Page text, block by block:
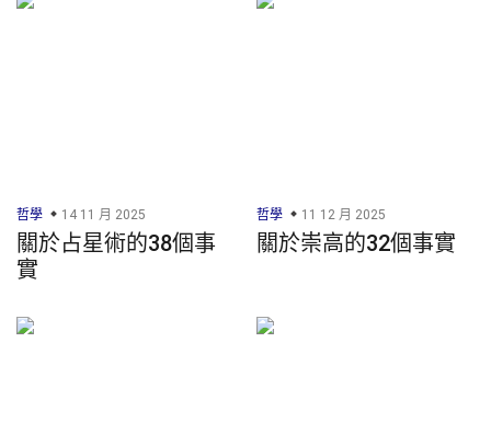
哲學 14 11 月 2025
關於占星術的38個事
實
哲學 11 12 月 2025
關於崇高的32個事實